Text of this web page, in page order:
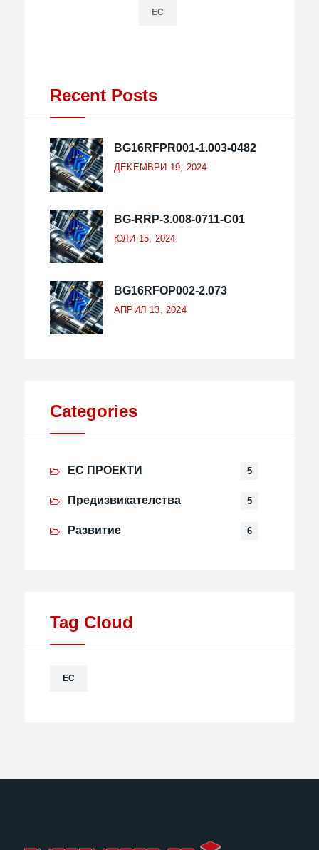
ЕС
Recent Posts
BG16RFPR001-1.003-0482
ДЕКЕМВРИ 19, 2024
BG-RRP-3.008-0711-C01
ЮЛИ 15, 2024
BG16RFOP002-2.073
АПРИЛ 13, 2024
Categories
ЕС ПРОЕКТИ 5
Предизвикателства 5
Развитие 6
Tag Cloud
ЕС